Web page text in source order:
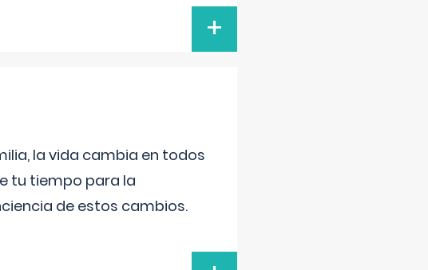
+
la vida cambia en todos
tu tiempo para la
de estos cambios.